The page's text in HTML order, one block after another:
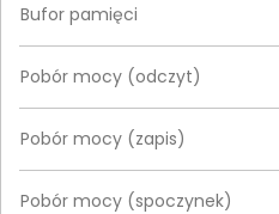
Bufor pamięci
Pobór mocy (odczyt)
Pobór mocy (zapis)
Pobór mocy (spoczynek)